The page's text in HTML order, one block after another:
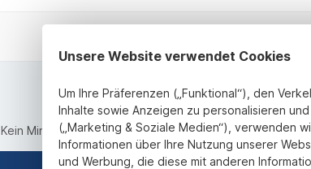
Kein Mindestbestellwert Fix und Fertig montiert
Unsere Website verwendet Cookies
Um Ihre Präferenzen („Funktional“), den
Inhalte sowie Anzeigen zu personalisieren
(„Marketing & Soziale Medien“), verwenden
Informationen über Ihre Nutzung unserer
und Werbung, die diese mit anderen